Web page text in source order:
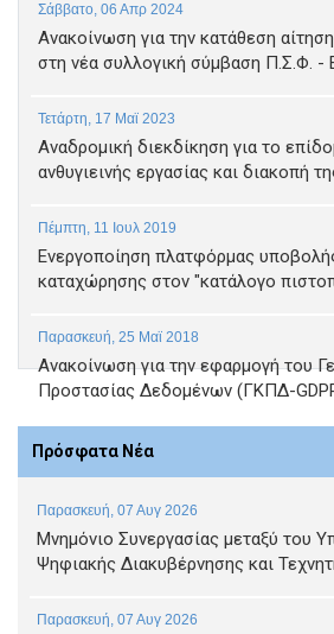
Σάββατο, 06 Απρ 2024
Ανακοίνωση για την κατάθεση
στη νέα συλλογική σύμβαση Π.Σ.Φ. -
Τετάρτη, 17 Μαϊ 2023
Αναδρομική διεκδίκηση για το
ανθυγιεινής εργασίας και διακοπή
Πέμπτη, 11 Ιουλ 2019
Ενεργοποίηση πλατφόρμας
καταχώρησης στον "κατάλογο
Παρασκευή, 25 Μαϊ 2018
Ανακοίνωση για την εφαρμογή του
Προστασίας Δεδομένων (ΓΚΠΔ-
Πρόσφατα Νέα
Παρασκευή, 07 Αυγ 2026
Μνημόνιο Συνεργασίας μεταξύ του
Ψηφιακής Διακυβέρνησης και
Παρασκευή, 07 Αυγ 2026